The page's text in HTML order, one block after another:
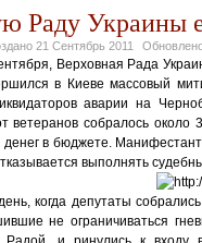
Раду Украины
21 Сентябрь 2011
Верховная Рада
в Киеве массовый
аварии на
ветеранов собралось
денег в бюджете.
выполнять
когда депутаты
не ограничиваться